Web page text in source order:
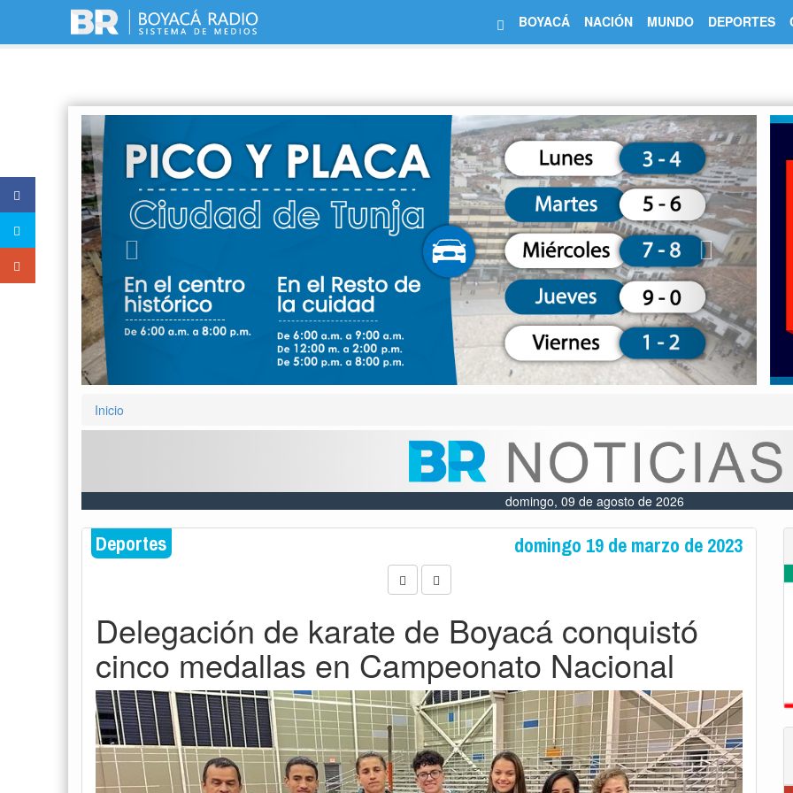
BOYACÁ NACIÓN MUNDO DEPORTES
Next
Inicio
domingo, 09 de agosto de 2026
Deportes domingo 19 de marzo de 2023
Delegación de karate de Boyacá conquistó
cinco medallas en Campeonato Nacional